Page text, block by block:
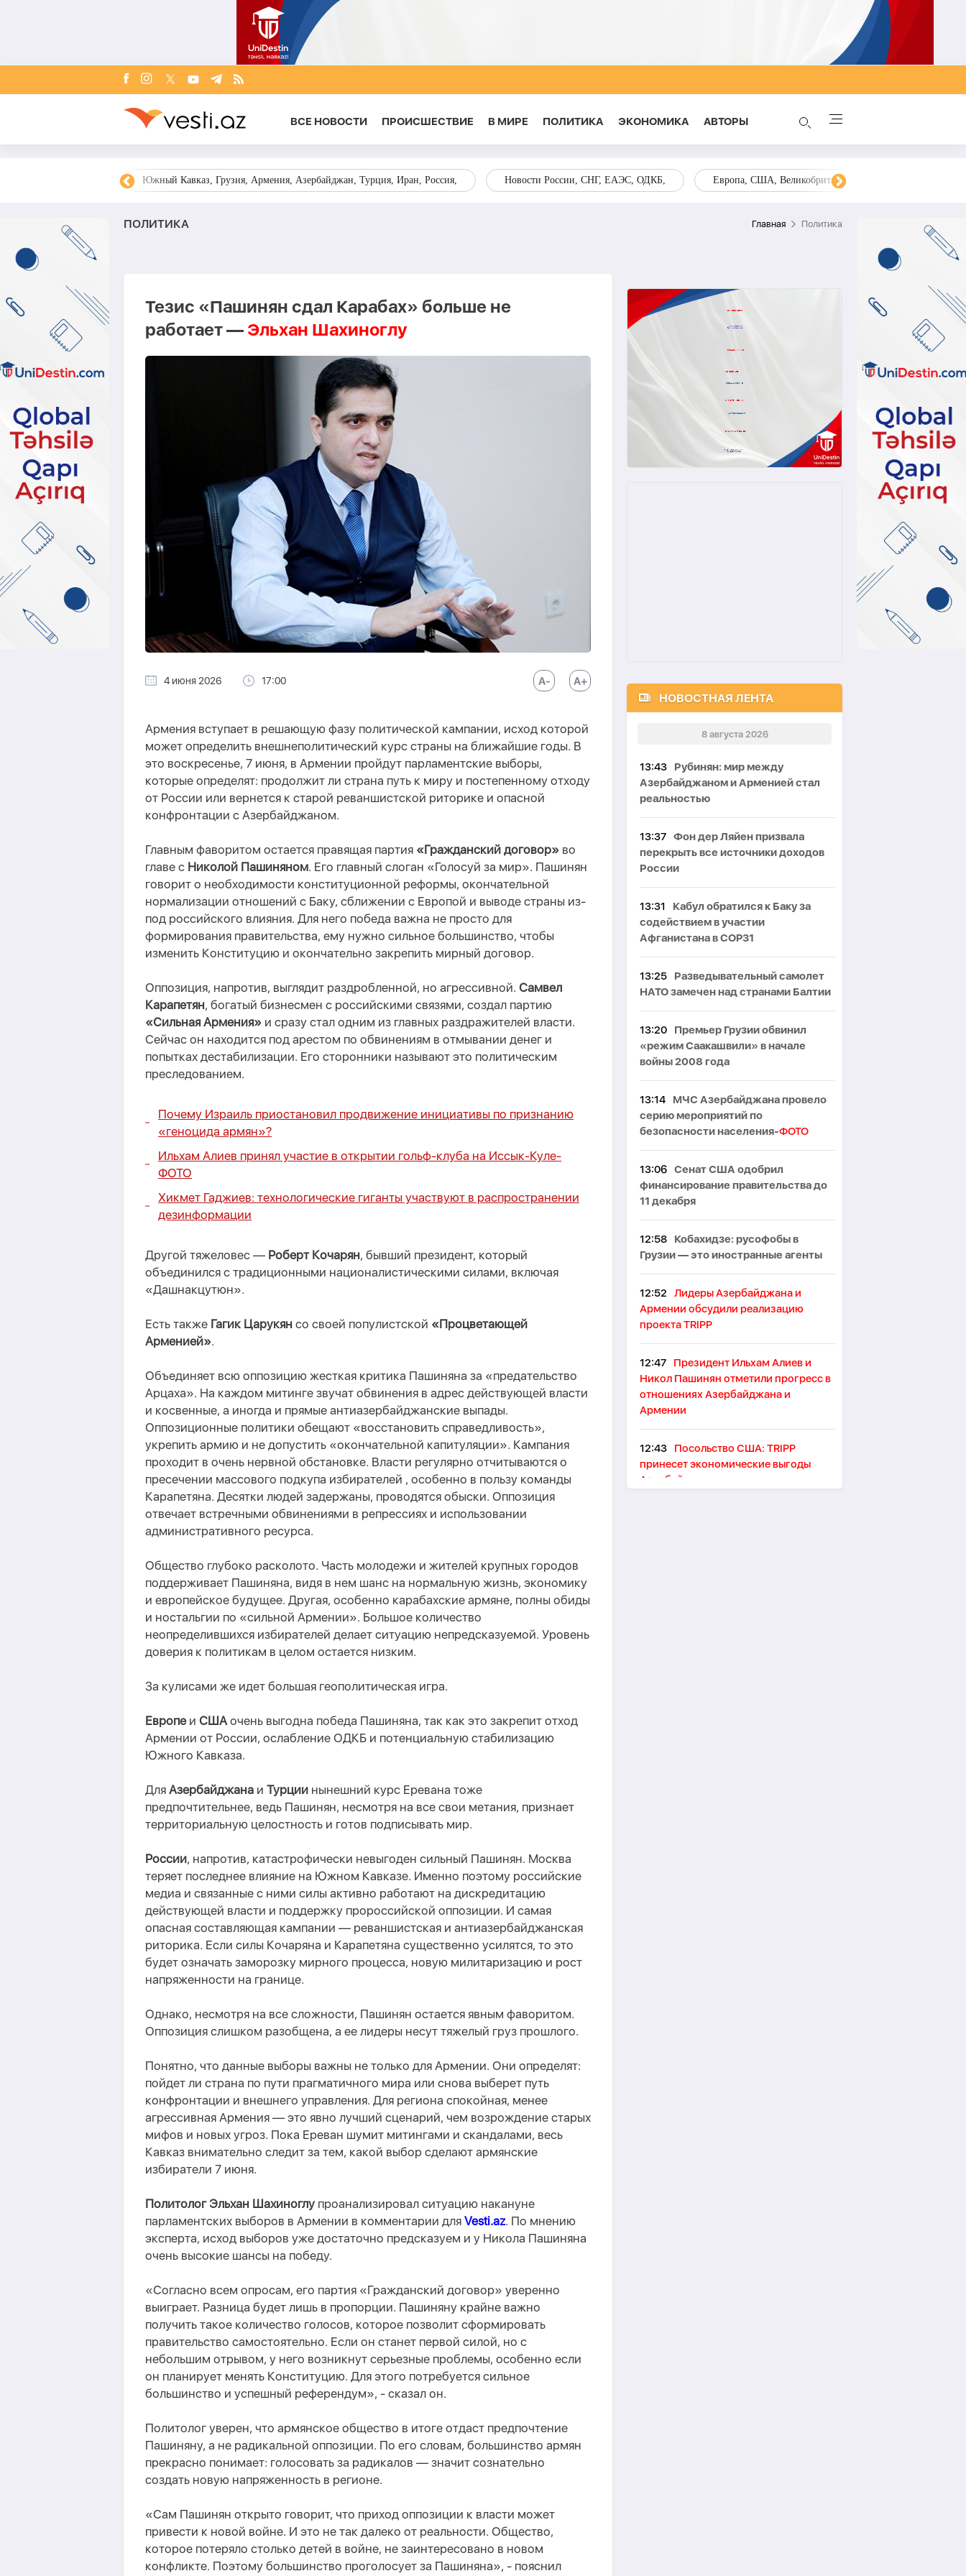
ВСЕ НОВОСТИ ПРОИСШЕСТВИЕ В МИРЕ ПОЛИТИКА ЭКОНОМИКА AВТОРЫ
Южный Кавказ, Грузия, Армения, Азербайджан, Турция, Иран, Россия, Новости России, СНГ, ЕАЭС, ОДКБ, Европа, США, Великобритания, Украина, Запад,
ПОЛИТИКА Главная Политика
Тезис «Пашинян сдал Карабах» больше не
работает — Эльхан Шахиноглу
4 июня 2026 17:00
Армения вступает в решающую фазу политической кампании, исход которой
может определить внешнеполитический курс страны на ближайшие годы. В
это воскресенье, 7 июня, в Армении пройдут парламентские выборы,
которые определят: продолжит ли страна путь к миру и постепенному отходу
от России или вернется к старой реваншистской риторике и опасной
конфронтации с Азербайджаном.
Главным фаворитом остается правящая партия «Гражданский договор» во
главе с Николой Пашиняном. Его главный слоган «Голосуй за мир». Пашинян
говорит о необходимости конституционной реформы, окончательной
нормализации отношений с Баку, сближении с Европой и выводе страны из-
под российского влияния. Для него победа важна не просто для
формирования правительства, ему нужно сильное большинство, чтобы
изменить Конституцию и окончательно закрепить мирный договор.
Оппозиция, напротив, выглядит раздробленной, но агрессивной. Самвел
Карапетян, богатый бизнесмен с российскими связями, создал партию
«Сильная Армения» и сразу стал одним из главных раздражителей власти.
Сейчас он находится под арестом по обвинениям в отмывании денег и
попытках дестабилизации. Его сторонники называют это политическим
преследованием.
Почему Израиль приостановил продвижение инициативы по признанию
«геноцида армян»?
Ильхам Алиев принял участие в открытии гольф-клуба на Иссык-Куле-
ФОТО
Хикмет Гаджиев: технологические гиганты участвуют в распространении
дезинформации
Другой тяжеловес — Роберт Кочарян, бывший президент, который
объединился с традиционными националистическими силами, включая
«Дашнакцутюн».
Есть также Гагик Царукян со своей популистской «Процветающей
Арменией».
Объединяет всю оппозицию жесткая критика Пашиняна за «предательство
Арцаха». На каждом митинге звучат обвинения в адрес действующей власти
и косвенные, а иногда и прямые антиазербайджанские выпады.
Оппозиционные политики обещают «восстановить справедливость»,
укрепить армию и не допустить «окончательной капитуляции». Кампания
проходит в очень нервной обстановке. Власти регулярно отчитываются о
пресечении массового подкупа избирателей , особенно в пользу команды
Карапетяна. Десятки людей задержаны, проводятся обыски. Оппозиция
отвечает встречными обвинениями в репрессиях и использовании
административного ресурса.
Общество глубоко расколото. Часть молодежи и жителей крупных городов
поддерживает Пашиняна, видя в нем шанс на нормальную жизнь, экономику
и европейское будущее. Другая, особенно карабахские армяне, полны обиды
и ностальгии по «сильной Армении». Большое количество
неопределившихся избирателей делает ситуацию непредсказуемой. Уровень
доверия к политикам в целом остается низким.
За кулисами же идет большая геополитическая игра.
Европеи СШАочень выгодна победа Пашиняна, так как это закрепит отход
Армении от России, ослабление ОДКБ и потенциальную стабилизацию
Южного Кавказа.
Для Азербайджана и Турции нынешний курс Еревана тоже
предпочтительнее, ведь Пашинян, несмотря на все свои метания, признает
территориальную целостность и готов подписывать мир.
России, напротив, катастрофически невыгоден сильный Пашинян. Москва
теряет последнее влияние на Южном Кавказе. Именно поэтому российские
медиа и связанные с ними силы активно работают на дискредитацию
действующей власти и поддержку пророссийской оппозиции. И самая
опасная составляющая кампании — реваншистская и антиазербайджанская
риторика. Если силы Кочаряна и Карапетяна существенно усилятся, то это
будет означать заморозку мирного процесса, новую милитаризацию и рост
напряженности на границе.
Однако, несмотря на все сложности, Пашинян остается явным фаворитом.
Оппозиция слишком разобщена, а ее лидеры несут тяжелый груз прошлого.
Понятно, что данные выборы важны не только для Армении. Они определят:
пойдет ли страна по пути прагматичного мира или снова выберет путь
конфронтации и внешнего управления. Для региона спокойная, менее
агрессивная Армения — это явно лучший сценарий, чем возрождение старых
мифов и новых угроз. Пока Ереван шумит митингами и скандалами, весь
Кавказ внимательно следит за тем, какой выбор сделают армянские
избиратели 7 июня.
Политолог Эльхан Шахиноглу проанализировал ситуацию накануне
парламентских выборов в Армении в комментарии для Vesti.az. По мнению
эксперта, исход выборов уже достаточно предсказуем и у Никола Пашиняна
очень высокие шансы на победу.
«Согласно всем опросам, его партия «Гражданский договор» уверенно
выиграет. Разница будет лишь в пропорции. Пашиняну крайне важно
получить такое количество голосов, которое позволит сформировать
правительство самостоятельно. Если он станет первой силой, но с
небольшим отрывом, у него возникнут серьезные проблемы, особенно если
он планирует менять Конституцию. Для этого потребуется сильное
большинство и успешный референдум», - сказал он.
Политолог уверен, что армянское общество в итоге отдаст предпочтение
Пашиняну, а не радикальной оппозиции. По его словам, большинство армян
прекрасно понимает: голосовать за радикалов — значит сознательно
создать новую напряженность в регионе.
«Сам Пашинян открыто говорит, что приход оппозиции к власти может
привести к новой войне. И это не так далеко от реальности. Общество,
которое потеряло столько детей в войне, не заинтересовано в новом
конфликте. Поэтому большинство проголосует за Пашиняна», - пояснил
НОВОСТНАЯ ЛЕНТА
8 августа 2026
13:43
Рубинян: мир между
Азербайджаном и Арменией стал
реальностью
13:37 Фон дер Ляйен призвала
перекрыть все источники доходов
России
13:31
Кабул обратился к Баку за
содействием в участии
Афганистана в COP31
13:25
Разведывательный самолет
НАТО замечен над странами Балтии
13:20
Премьер Грузии обвинил
«режим Саакашвили» в начале
войны 2008 года
13:14
МЧС Азербайджана провело
серию мероприятий по
безопасности населения-ФОТО
13:06 Сенат США одобрил
финансирование правительства до
11 декабря
12:58
Кобахидзе: русофобы в
Грузии — это иностранные агенты
12:52
Лидеры Азербайджана и
Армении обсудили реализацию
проекта TRIPP
12:47
Президент Ильхам Алиев и
Никол Пашинян отметили прогресс в
отношениях Азербайджана и
Армении
12:43
Посольство США: TRIPP
принесет экономические выгоды
Азербайджану и региону